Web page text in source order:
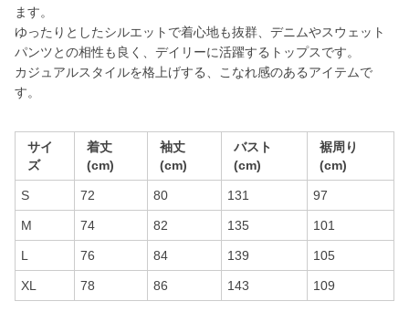
ます。
ゆったりとしたシルエットで着心地も抜群、デニムやスウェット
パンツとの相性も良く、デイリーに活躍するトップスです。
カジュアルスタイルを格上げする、こなれ感のあるアイテムで
す。
サイ
ズ
着丈
(cm)
袖丈
(cm)
バスト
(cm)
裾周り
(cm)
S 72 80 131 97
M 74 82 135 101
L 76 84 139 105
XL 78 86 143 109